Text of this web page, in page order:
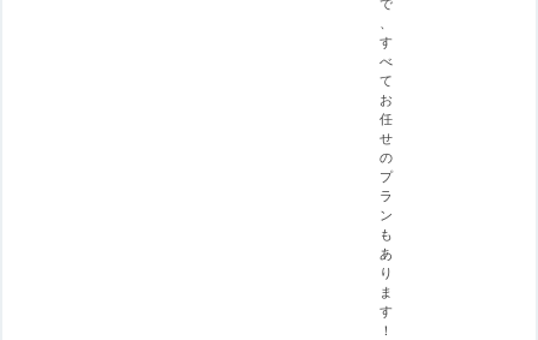
す
べ
て
お
任
せ
の
プ
ラ
ン
も
あ
り
ま
す
！